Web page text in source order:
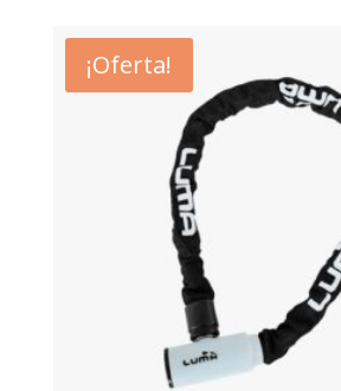
¡Oferta!